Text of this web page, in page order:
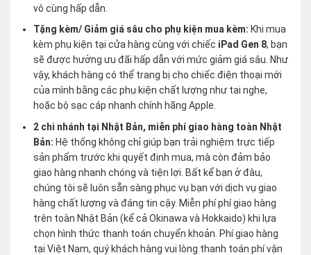
vô cùng hấp dẫn.
Tặng kèm/ Giảm giá sâu cho phụ kiện mua kèm: Khi mua
kèm phụ kiện tại cửa hàng cùng với chiếc iPad Gen 8, bạn
sẽ được hưởng ưu đãi hấp dẫn với mức giảm giá sâu. Như
vậy, khách hàng có thể trang bị cho chiếc điện thoại mới
của mình bằng các phụ kiện chất lượng như tai nghe,
hoặc bộ sạc cáp nhanh chính hãng Apple.
2 chi nhánh tại Nhật Bản, miễn phí giao hàng toàn Nhật
Bản: Hệ thống không chỉ giúp bạn trải nghiệm trực tiếp
sản phẩm trước khi quyết định mua, mà còn đảm bảo
giao hàng nhanh chóng và tiện lợi. Bất kể bạn ở đâu,
chúng tôi sẽ luôn sẵn sàng phục vụ bạn với dịch vụ giao
hàng chất lượng và đáng tin cậy. Miễn phí phí giao hàng
trên toàn Nhật Bản (kể cả Okinawa và Hokkaido) khi lựa
chọn hình thức thanh toán chuyển khoản. Phí giao hàng
tại Việt Nam, quý khách hàng vui lòng thanh toán phí vận